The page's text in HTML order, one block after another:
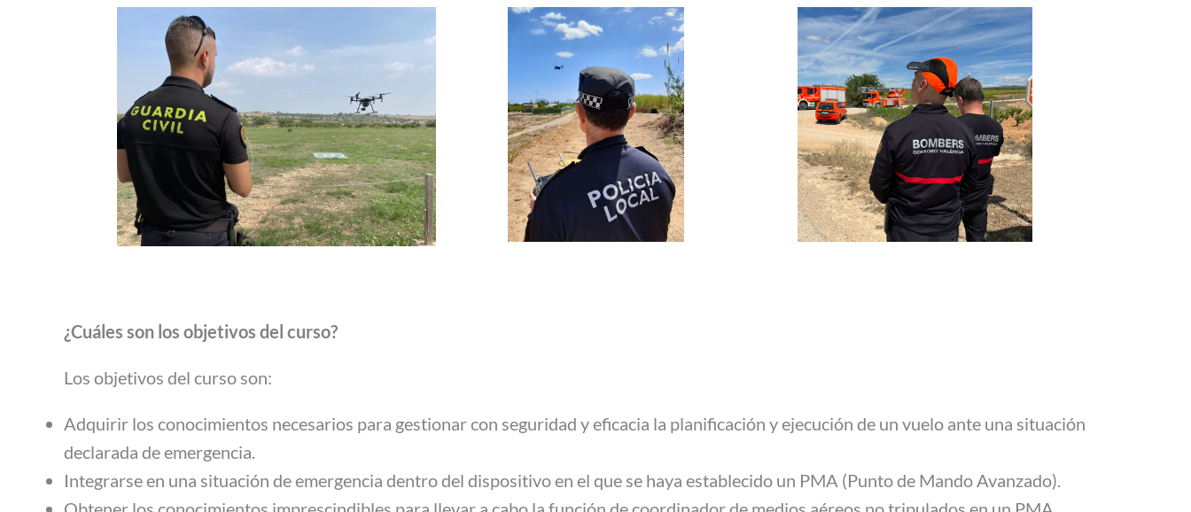
¿Cuáles son los objetivos del curso?
Los objetivos del curso son:
Adquirir los conocimientos necesarios para gestionar con seguridad y eficacia la planificación y ejecución de un vuelo ante una situación
declarada de emergencia.
Integrarse en una situación de emergencia dentro del dispositivo en el que se haya establecido un PMA (Punto de Mando Avanzado).